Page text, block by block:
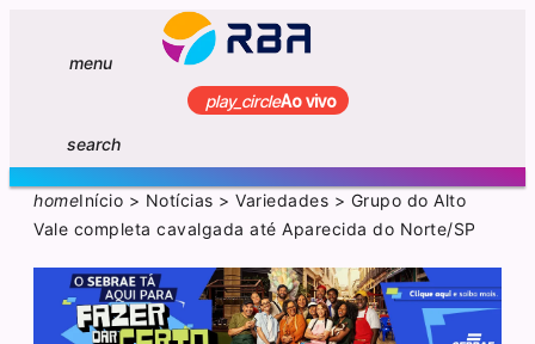
menu
play_circleAo vivo
search
homeInício > Notícias >Variedades > Grupo do Alto
Vale completa cavalgada até Aparecida do Norte/SP